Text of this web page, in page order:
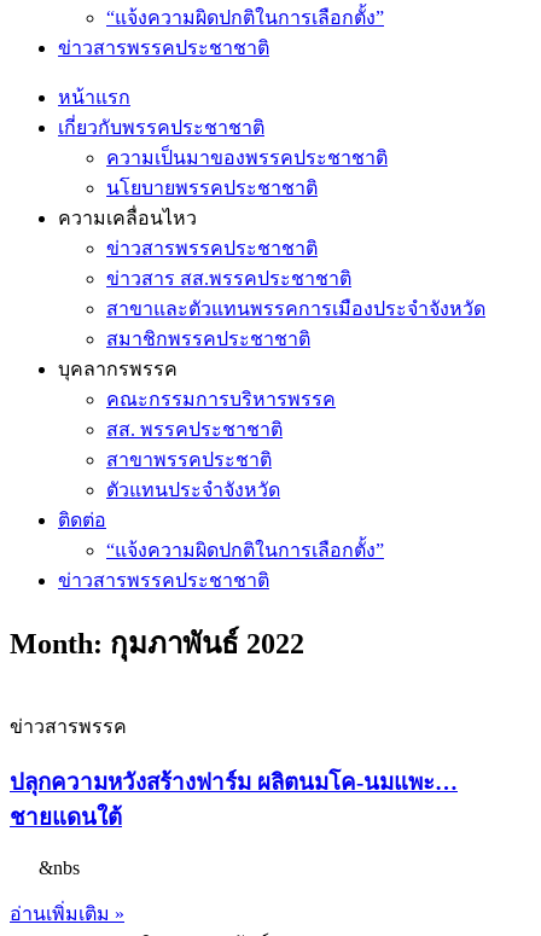
“แจ้งความผิดปกติในการเลือกตั้ง”
ข่าวสารพรรคประชาชาติ
หน้าแรก
เกี่ยวกับพรรคประชาชาติ
ความเป็นมาของพรรคประชาชาติ
นโยบายพรรคประชาชาติ
ความเคลื่อนไหว
ข่าวสารพรรคประชาชาติ
ข่าวสาร สส.พรรคประชาชาติ
สาขาและตัวแทนพรรคการเมืองประจำจังหวัด
สมาชิกพรรคประชาชาติ
บุคลากรพรรค
คณะกรรมการบริหารพรรค
สส. พรรคประชาชาติ
สาขาพรรคประชาติ
ตัวแทนประจำจังหวัด
ติดต่อ
“แจ้งความผิดปกติในการเลือกตั้ง”
ข่าวสารพรรคประชาชาติ
Month: กุมภาพันธ์ 2022
ข่าวสารพรรค
ปลุกความหวังสร้างฟาร์ม ผลิตนมโค-นมแพะ…
ชายแดนใต้
&nbs
อ่านเพิ่มเติม »